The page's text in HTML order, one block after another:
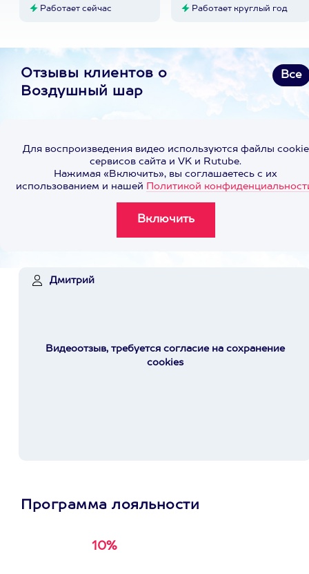
Работает сейчас Работает круглый год
Отзывы клиентов о
Воздушный шар
Все
Для воспроизведения видео используются файлы cookie
сервисов сайта и VK и Rutube.
Нажимая «Включить», вы соглашаетесь с их
использованием и нашей Политикой
Дмитрий
Видеоотзыв, требуется согласие на сохранение
cookies
Программа лояльности
10%